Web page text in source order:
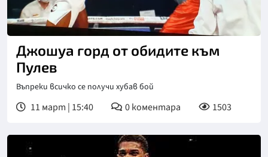
Джошуа горд от обидите към
Пулев
Въпреки всичко се получи хубав бой
11 март | 15:40 0коментара 1503